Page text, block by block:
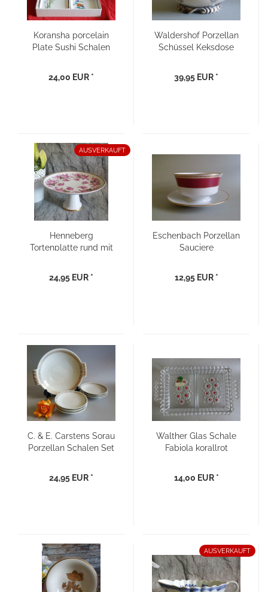
Koransha porcelain
Plate Sushi Schalen
24,00 EUR *
Waldershof Porzellan
Schüssel Keksdose
39,95 EUR *
AUSVERKAUFT
Henneberg
Tortenplatte rund mit
24,95 EUR *
Eschenbach Porzellan
Sauciere
12,95 EUR *
C. & E. Carstens Sorau
Porzellan Schalen Set
24,95 EUR *
Walther Glas Schale
Fabiola korallrot
14,00 EUR *
AUSVERKAUFT